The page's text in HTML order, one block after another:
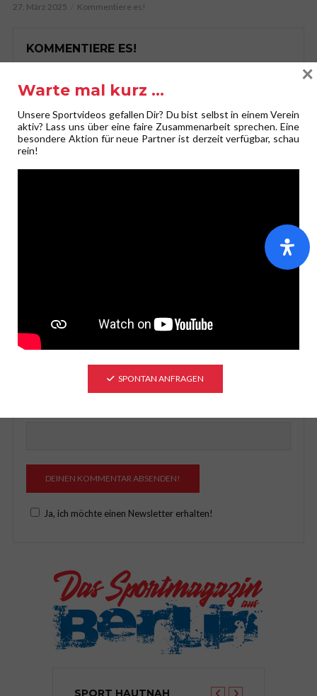
27. März 2025 Kommentiere es!
KOMMENTIERE ES!
Felder sind mit*markiert
Kommentar
E-Mail-Adresse
Ja, ich möchte einen Newsletter erhalten!
SPORT HAUTNAH
Warte mal kurz …
Unsere Sportvideos gefallen Dir? Du bist selbst in einem Verein
aktiv? Lass uns über eine faire Zusammenarbeit sprechen. Eine
besondere Aktion für neue Partner ist derzeit verfügbar, schau
rein!
SPONTAN ANFRAGEN
×